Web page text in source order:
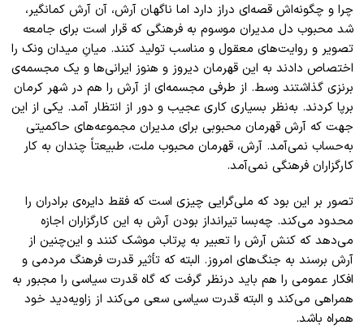
چرا و چگونه‌اش قصه‌ای دراز دارد اما نا‌گهان آرش، آن آرش کمانگیر،
شد محبوب دل مدیران موسوم به فرهنگی که قرار است برای جامعه
تصویر و روایت‌های معقول و مناسب تولید کنند. میانِ میدان ونک را
اختصاص دادند به این قهرمان دیروز و هنوز ایرانی‌ها و یک مجسمه‌‌ی
برنزی گذاشتند وسط. از طرفی مجسمه‌ای از آرش را هم در شهر کرمان
برپا کردند. به‌نظر بسیاری کاری عجیب و دور از انتظار آمد. یکی از این
جهت که آرش قهرمان محبوبی برای مدیران مجموعه‌های حاکمیتی
به‌حساب نمی‌آمد. آرش، قهرمان محبوب ملت، طبیعتاً چندان به کار
کارگزاران فرهنگی نمی‌‌‌آمد.
تصور بر این بود که ملی‌گرایی چیزی‌ است که فقط دایره‌ی برادران را
محدود می‌کند. چه‌بسا تیر‌انداز بودن آرش به این کارگزاران اجازه
می‌دهد که کنش آرش را تعبیر به پرتاب موشک کنند و این‌چنین از
آرش برسند به جنگ‌های امروز. البته که تأثیر قدرت فرهنگ مردمی و
افکار عمومی را هم باید درنظر گرفت که گاه قدرت سیاسی را مجبور به
همراهی می‌کند و البته قدرت سیاسی سعی می‌کند از زاویه‌دید خود
همراه باشد.